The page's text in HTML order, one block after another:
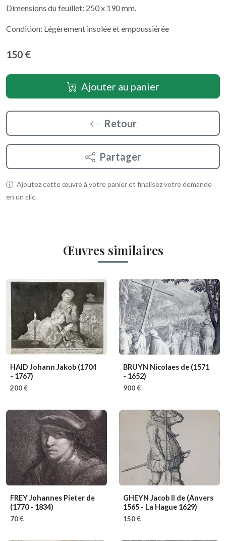
Dimensions du feuillet: 250 x 190 mm.
Condition: Légèrement insolée et empoussiérée
150 €
Ajouter au panier
Retour
Partager
Ajoutez cette œuvre à votre panier et finalisez votre demande
en un clic.
Œuvres similaires
HAID Johann Jakob (1704
- 1767)
200 €
BRUYN Nicolaes de (1571
- 1652)
900 €
FREY Johannes Pieter de
(1770 - 1834)
70 €
GHEYN Jacob II de (Anvers
1565 - La Hague 1629)
150 €